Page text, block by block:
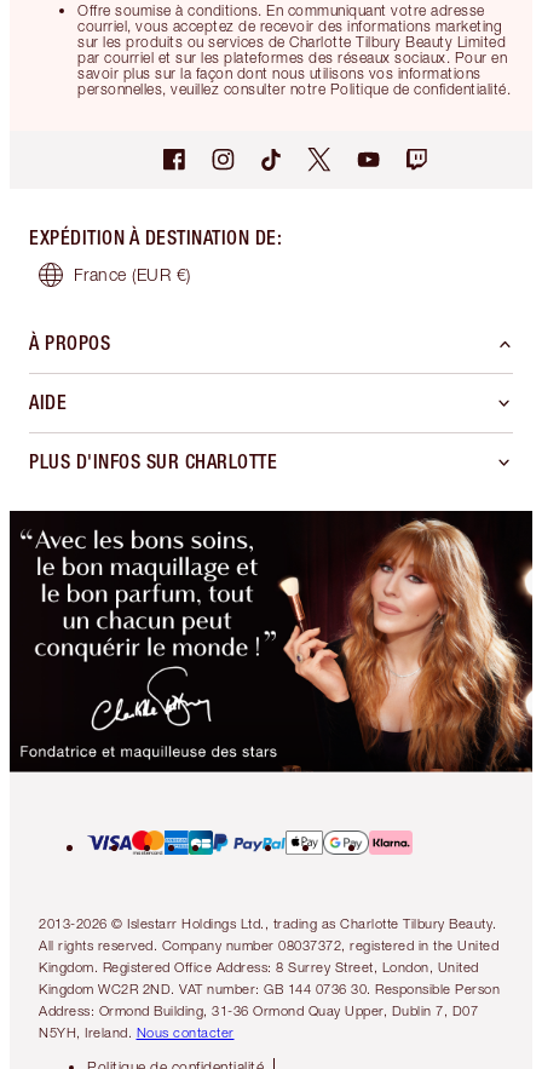
Offre soumise à conditions. En communiquant votre adresse
courriel, vous acceptez de recevoir des informations marketing
sur les produits ou services de Charlotte Tilbury Beauty Limited
par courriel et sur les plateformes des réseaux sociaux. Pour en
savoir plus sur la façon dont nous utilisons vos informations
personnelles, veuillez consulter notre Politique de confidentialité.
EXPÉDITION À DESTINATION DE:
France (EUR €)
À PROPOS
AIDE
PLUS D'INFOS SUR CHARLOTTE
2013-2026 © Islestarr Holdings Ltd., trading as Charlotte Tilbury Beauty.
All rights reserved. Company number 08037372, registered in the United
Kingdom. Registered Office Address: 8 Surrey Street, London, United
Kingdom WC2R 2ND. VAT number: GB 144 0736 30. Responsible Person
Address: Ormond Building, 31-36 Ormond Quay Upper, Dublin 7, D07
N5YH, Ireland. Nous contacter